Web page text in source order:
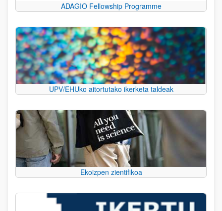
ADAGIO Fellowship Programme
UPV/EHUko aitortutako ikerketa taldeak
Ekoizpen zientifikoa